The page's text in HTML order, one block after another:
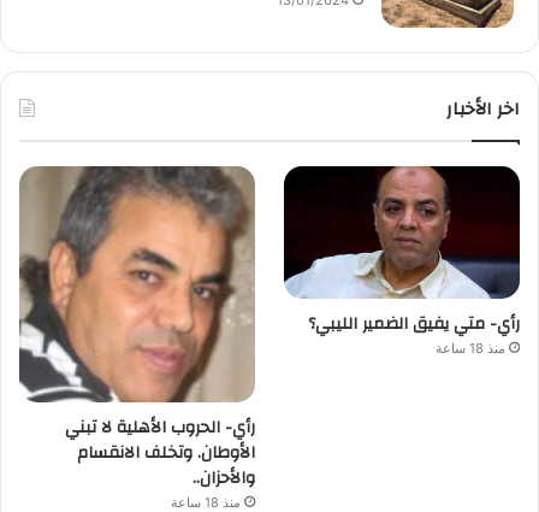
اخر الأخبار
رأي- متي يفيق الضمير الليبي؟
منذ 18 ساعة
رأي- الحروب الأهلية لا تبني
الأوطان. وتخلف الانقسام
والأحزان..
منذ 18 ساعة